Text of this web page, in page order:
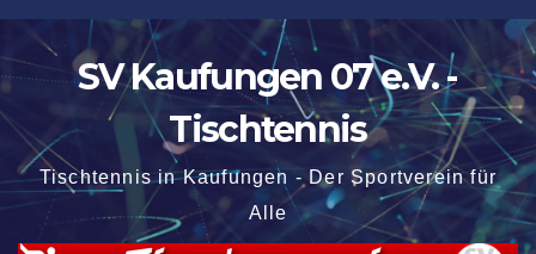
Zum
Inhalt
springen
SV Kaufungen 07 e.V. -
Tischtennis
Tischtennis in Kaufungen - Der Sportverein für
Alle